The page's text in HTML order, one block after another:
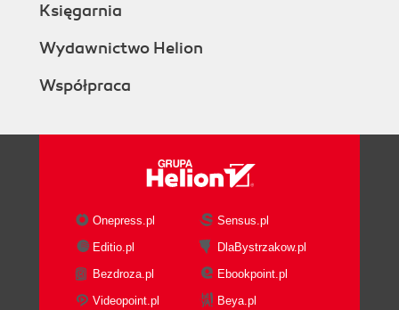
Księgarnia
Wydawnictwo Helion
Współpraca
Onepress.pl
Sensus.pl
Editio.pl
DlaBystrzakow.pl
Bezdroza.pl
Ebookpoint.pl
Videopoint.pl
Beya.pl